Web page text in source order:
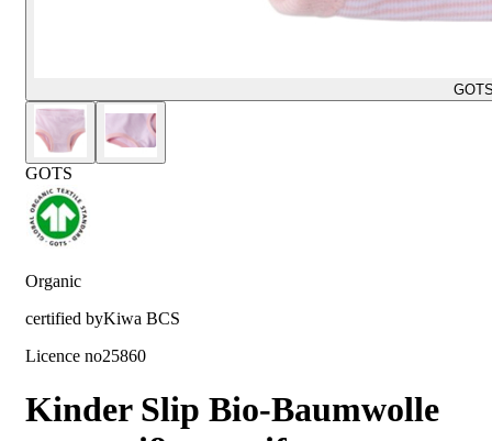
GOTS
Organic
certified byKiwa BCS
Licence no25860
Kinder Slip Bio-Baumwolle